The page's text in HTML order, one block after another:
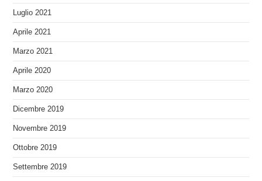
Luglio 2021
Aprile 2021
Marzo 2021
Aprile 2020
Marzo 2020
Dicembre 2019
Novembre 2019
Ottobre 2019
Settembre 2019